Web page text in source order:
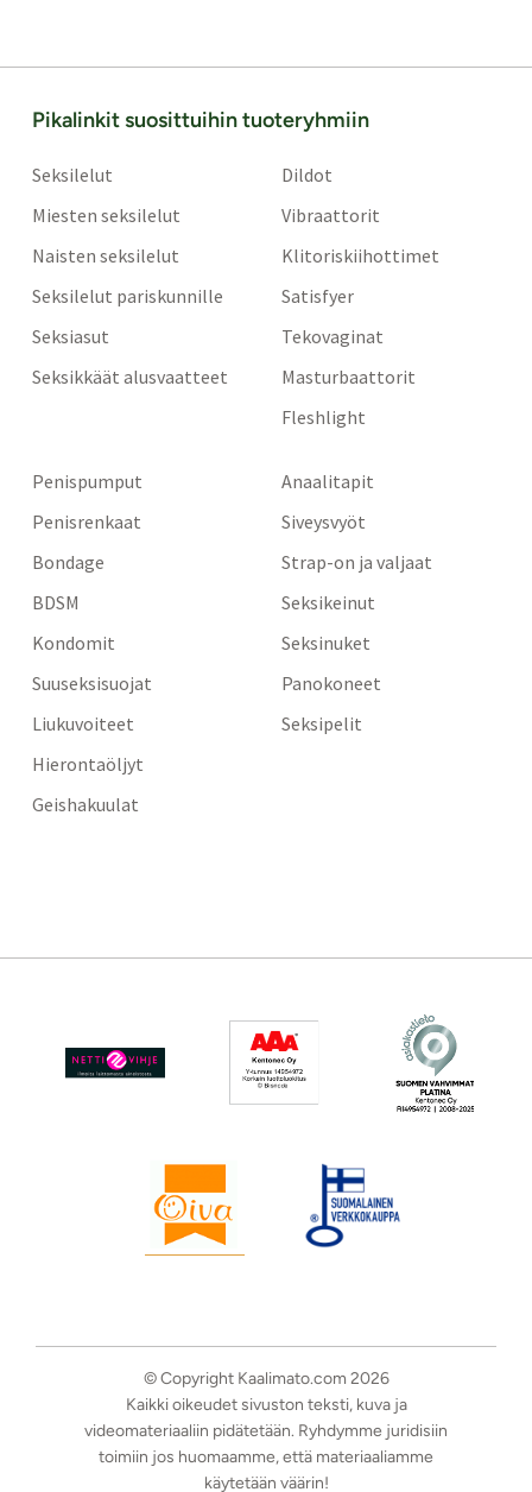
Pikalinkit suosittuihin tuoteryhmiin
Seksilelut
Miesten seksilelut
Naisten seksilelut
Seksilelut pariskunnille
Seksiasut
Seksikkäät alusvaatteet
Dildot
Vibraattorit
Klitoriskiihottimet
Satisfyer
Tekovaginat
Masturbaattorit
Fleshlight
Penispumput
Penisrenkaat
Bondage
BDSM
Kondomit
Suuseksisuojat
Liukuvoiteet
Hierontaöljyt
Geishakuulat
Anaalitapit
Siveysvyöt
Strap-on ja valjaat
Seksikeinut
Seksinuket
Panokoneet
Seksipelit
© Copyright Kaalimato.com 2026
Kaikki oikeudet sivuston teksti, kuva ja
videomateriaaliin pidätetään. Ryhdymme juridisiin
toimiin jos huomaamme, että materiaaliamme
käytetään väärin!